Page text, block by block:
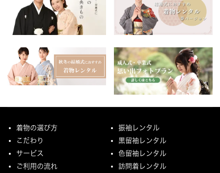
着物の選び方
こだわり
サービス
ご利用の流れ
振袖レンタル
黒留袖レンタル
色留袖レンタル
訪問着レンタル